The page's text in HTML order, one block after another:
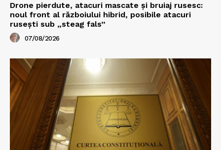
Drone pierdute, atacuri mascate și bruiaj rusesc:
noul front al războiului hibrid, posibile atacuri
rusești sub „steag fals”
07/08/2026